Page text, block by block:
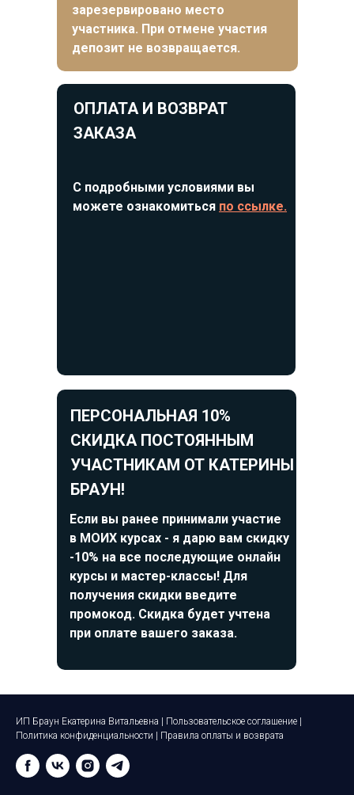
зарезервировано место
участника. При отмене участия
депозит не возвращается.
ОПЛАТА И ВОЗВРАТ
ЗАКАЗА
С подробными условиями вы
можете ознакомиться по ссылке.
ПЕРСОНАЛЬНАЯ 10%
СКИДКА ПОСТОЯННЫМ
УЧАСТНИКАМ ОТ КАТЕРИНЫ
БРАУН!
Если вы ранее принимали участие
в МОИХ курсах - я дарю вам скидку
-10% на все последующие онлайн
курсы и мастер-классы! Для
получения скидки введите
промокод. Скидка будет учтена
при оплате вашего заказа.
ИП Браун Екатерина Витальевна | Пользовательское соглашение
Политика конфиденциальности
Правила оплаты и возврата